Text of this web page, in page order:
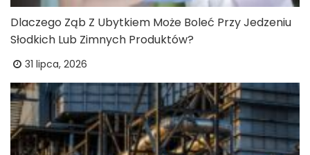
Dlaczego Ząb Z Ubytkiem Może Boleć Przy Jedzeniu
Słodkich Lub Zimnych Produktów?
31 lipca, 2026